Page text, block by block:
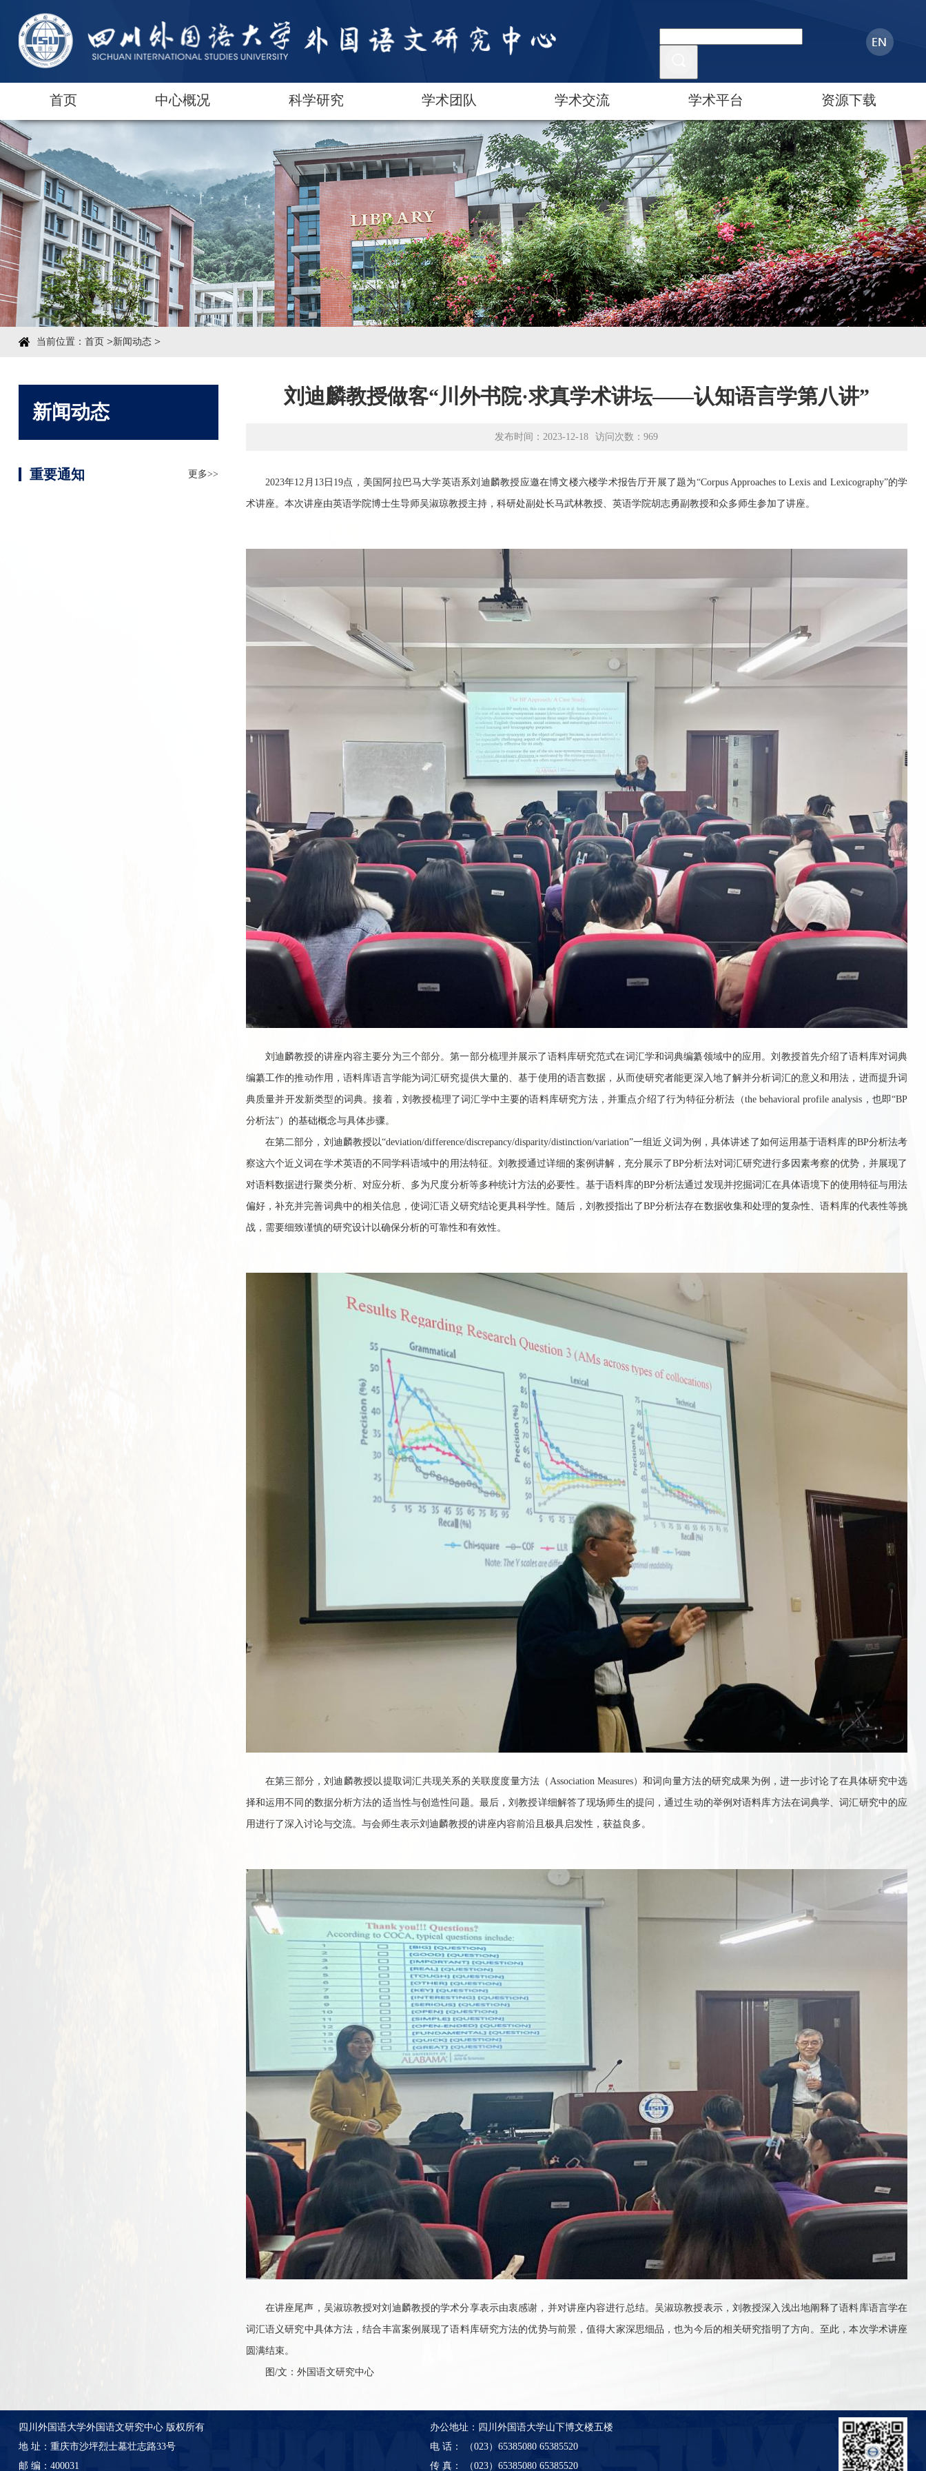
首页 中心概况 科学研究 学术团队 学术交流 学术平台 资源下载
当前位置： 首页>新闻动态>
新闻动态
重要通知 更多>>
刘迪麟教授做客“川外书院·求真学术讲坛——认知语言学第八讲”
发布时间：2023-12-18 访问次数：969
2023年12 月 13日 19点，美国阿拉巴马大学英语系刘迪麟教授应邀在博文楼六楼学术报告厅开展了题为“Corpus Approaches to Lexis and Lexicography”的学
术讲座。本次讲座由英语学院博士生导师吴淑琼教授主持，科研处副处长马武林教授、英语学院胡志勇副教授和众多师生参加了讲座。
刘迪麟教授的讲座内容主要分为三个部分。第一部分梳理并展示了语料库研究范式在词汇学和词典编纂领域中的应用。刘教授首先介绍了语料库对词典
编纂工作的推动作用，语料库语言学能为词汇研究提供大量的、基于使用的语言数据，从而使研究者能更深入地了解并分析词汇的意义和用法，进而提升词
典质量并开发新类型的词典。接着，刘教授梳理了词汇学中主要的语料库研究方法，并重点介绍了行为特征分析法（the behavioral profile analysis ， 也即“BP
分析法”）的基础概念与具体步骤。
在第二部分，刘迪麟教授以“deviation/difference/discrepancy/disparity/distinction/variation”一组近义词为例，具体讲述了如何运用基于语料库的BP分析法考
察这六个近义词在学术英语的不同学科语域中的用法特征。刘教授通过详细的案例讲解，充分展示了BP分析法对词汇研究进行多因素考察的优势，并展现了
对语料数据进行聚类分析、对应分析 多为尺度分析等多种统计方法的必要性。基于语料库的BP分析法通过发现并挖掘词汇在具体语境下的使用特征与用法
偏好，补充并完善词典中的相关信息，使词汇语义研究结论更具科学性。随后，刘教授指出了BP分析法存在数据收集和处理的复杂性、语料库的代表性等挑
战，需要细致谨慎的研究设计以确保分析的可靠性和有效性。
在第三部分，刘迪麟教授以提取词汇共现关系的关联度度量方法（ Association Measures）和词向量方法的研究成果为例，进一步讨论了在具体研究中选
择和运用不同的数据分析方法的适当性与创造性问题。最后，刘教授详细解答了现场师生的提问，通过生动的举例对语料库方法在词典学、词汇研究中的应
用进行了深入讨论与交流。与会师生表示刘迪麟教授的讲座内容前沿且极具启发性，获益良多。
在讲座尾声，吴淑琼教授对刘迪麟教授的学术分享表示由衷感谢，并对讲座内容进行总结。吴淑琼教授表示，刘教授深入浅出地阐释了语料库语言学在
词汇语义研究中具体方法，结合丰富案例展现了语料库研究方法的优势与前景，值得大家深思细品，也为今后的相关研究指明了方向。至此，本次学术讲座
圆满结束。
图/文：外国语文研究中心
四川外国语大学外国语文研究中心 版权所有
地 址：重庆市沙坪烈士墓壮志路33号
邮 编：400031
办公地址：四川外国语大学山下博文楼五楼
电 话： （023）65385080 65385520
传 真： （023）65385080 65385520